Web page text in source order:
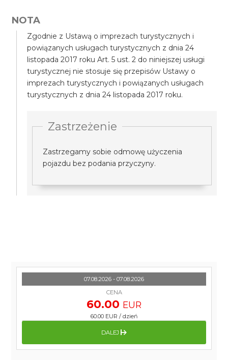
NOTA
Zgodnie z Ustawą o imprezach turystycznych i
powiązanych usługach turystycznych z dnia 24
listopada 2017 roku Art. 5 ust. 2 do niniejszej usługi
turystycznej nie stosuje się przepisów Ustawy o
imprezach turystycznych i powiązanych usługach
turystycznych z dnia 24 listopada 2017 roku.
Zastrzeżenie
Zastrzegamy sobie odmowę użyczenia
pojazdu bez podania przyczyny.
07.08.2026 - 07.08.2026
CENA
60.00 EUR
60.00 EUR / dzień
DALEJ